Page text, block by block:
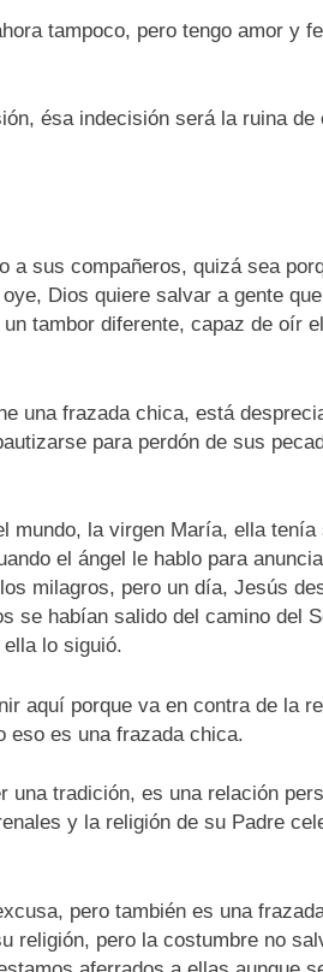
tampoco, pero tengo amor y
ésa indecisión será la ruina
a sus compañeros, quizá sea
Dios quiere salvar a gente
tambor diferente, capaz de oír
una frazada chica, está
para perdón de sus
mundo, la virgen María, ella
el ángel le hablo para
milagros, pero un día, Jesús
se habían salido del camino del
lo siguió.
aquí porque va en contra de la
eso es una frazada chica.
una tradición, es una relación
y la religión de su Padre
pero también es una
religión, pero la costumbre no